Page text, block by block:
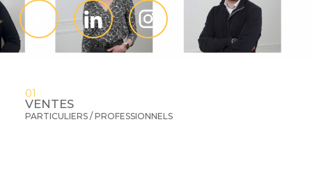
01
VENTES
PARTICULIERS / PROFESSIONNELS